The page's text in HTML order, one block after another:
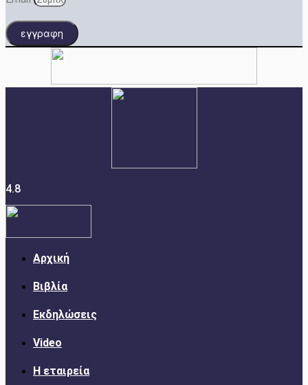
εγγραφη
4.8
Αρχική
Βιβλία
Εκδηλώσεις
Video
Η εταιρεία